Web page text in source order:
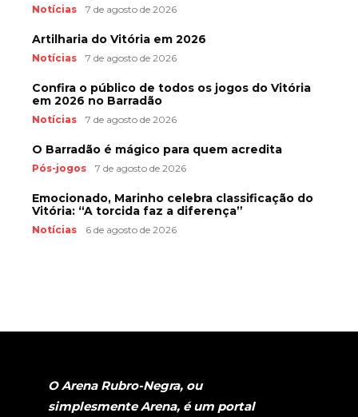
Notícias 7 de agosto de 2026
Artilharia do Vitória em 2026
Notícias 7 de agosto de 2026
Confira o público de todos os jogos do Vitória
em 2026 no Barradão
Notícias 7 de agosto de 2026
O Barradão é mágico para quem acredita
Pós-jogos 7 de agosto de 2026
Emocionado, Marinho celebra classificação do
Vitória: “A torcida faz a diferença”
Notícias 6 de agosto de 2026
O Arena Rubro-Negra, ou
simplesmente Arena, é um portal